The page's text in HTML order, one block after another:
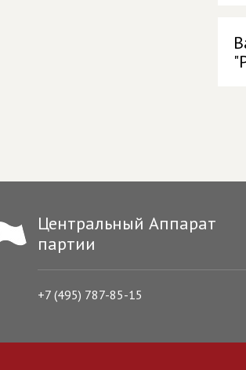
Центральный Аппарат
партии
+7 (495) 787-85-15